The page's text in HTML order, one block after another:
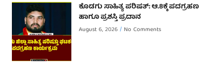
ಕೊಡಗು ಸಾಹಿತ್ಯ ಪರಿಷತ್: ಆ.8ಕ್ಕೆ ಪದಗ್ರಹಣ
ಹಾಗೂ ಪ್ರಶಸ್ತಿ ಪ್ರದಾನ
August 6, 2026 No Comments